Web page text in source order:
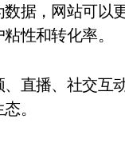
据，网站可以
性和转化率。
直播、社交互
。